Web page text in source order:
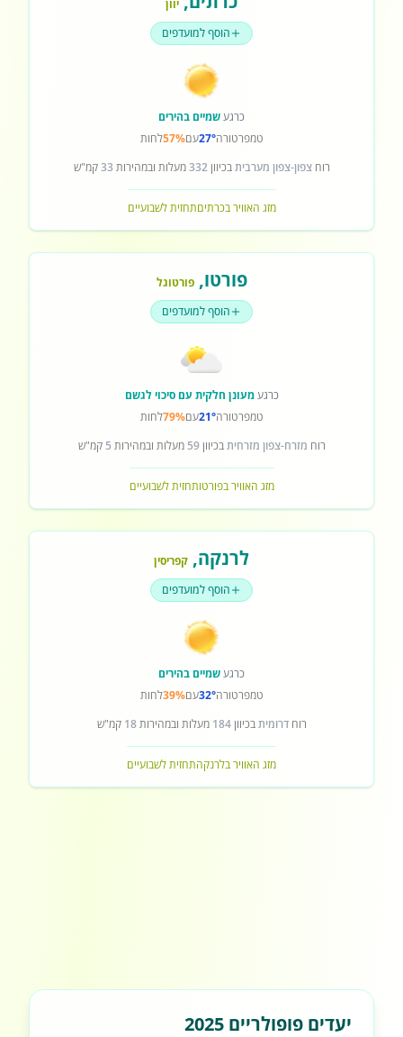
יוון
הוסף למועדפים
כרגעשמיים בהירים
טמפרטורה27°עם57%לחות
רוחצפון-צפון מערביתבכיוון332מעלות ובמהירות 33קמ"ש
מזג האוויר בכרתיםתחזית לשבועיים
פורטו,פורטוגל
הוסף למועדפים
כרגעמעונן חלקית עם סיכוי לגשם
טמפרטורה21°עם79%לחות
רוח מזרח-צפון מזרחיתבכיוון59 מעלות ובמהירות 5 קמ"ש
מזג האוויר בפורטותחזית לשבועיים
לרנקה, קפריסין
הוסף למועדפים
כרגעשמיים בהירים
טמפרטורה32°עם39%לחות
רוחדרומיתבכיוון184 מעלות ובמהירות18 קמ"ש
מזג האוויר בלרנקהתחזית לשבועיים
יעדים פופולריים 2025